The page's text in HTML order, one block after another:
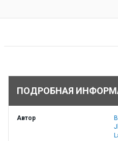
ПОДРОБНАЯ
Автор